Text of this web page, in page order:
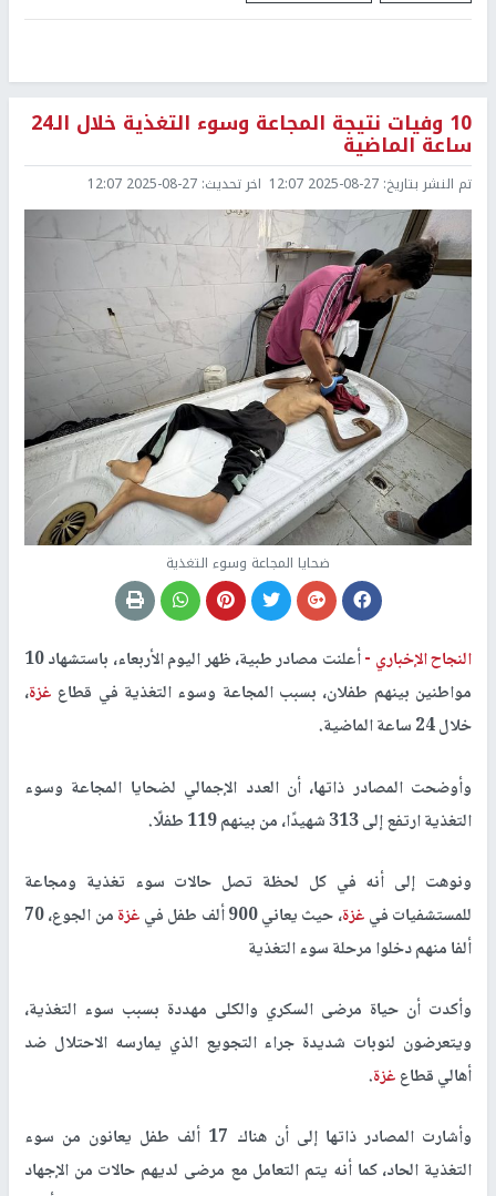
10 وفيات نتيجة المجاعة وسوء التغذية خلال الـ24
ساعة الماضية
تم النشر بتاريخ: 2025-08-27 12:07 اخر تحديث: 2025-08-27 12:07
ضحايا المجاعة وسوء التغذية
النجاح الإخباري -
أعلنت مصادر طبية، ظهر اليوم الأربعاء، باستشهاد 10
مواطنين بينهم طفلان، بسبب المجاعة وسوء التغذية في قطاع غزة،
خلال 24 ساعة الماضية.
وأوضحت المصادر ذاتها، أن العدد الإجمالي لضحايا المجاعة وسوء
التغذية ارتفع إلى 313 شهيدًا، من بينهم 119 طفلًا.
ونوهت إلى أنه في كل لحظة تصل حالات سوء تغذية ومجاعة
للمستشفيات فيغزة، حيث يعاني 900 ألف طفل في غزة
من الجوع، 70
ألفا منهم دخلوا مرحلة سوء التغذية
وأكدت أن حياة مرضى السكري والكلى مهددة بسبب سوء التغذية،
ويتعرضون لنوبات شديدة جراء التجويع الذي يمارسه الاحتلال ضد
أهالي قطاعغزة.
وأشارت المصادر ذاتها إلى أن هناك 17 ألف طفل يعانون من سوء
التغذية الحاد، كما أنه يتم التعامل مع مرضى لديهم حالات من الإجهاد